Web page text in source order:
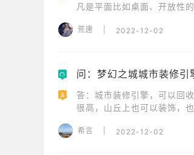
凡是平面比如桌面、开放性
荒唐 2022-12-02
Q 问：梦幻之城城市装修引
A
答：城市装修引擎，可以回
很高，山丘上也可以装饰，
希言 2022-12-02